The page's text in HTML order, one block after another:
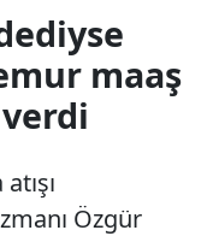
maaş
Özgür